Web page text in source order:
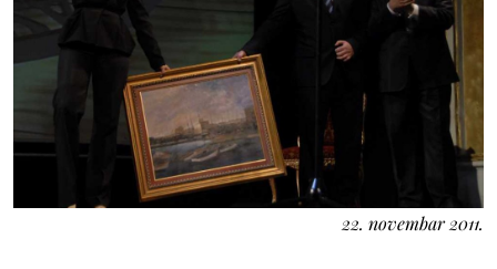
22. novembar 2011.